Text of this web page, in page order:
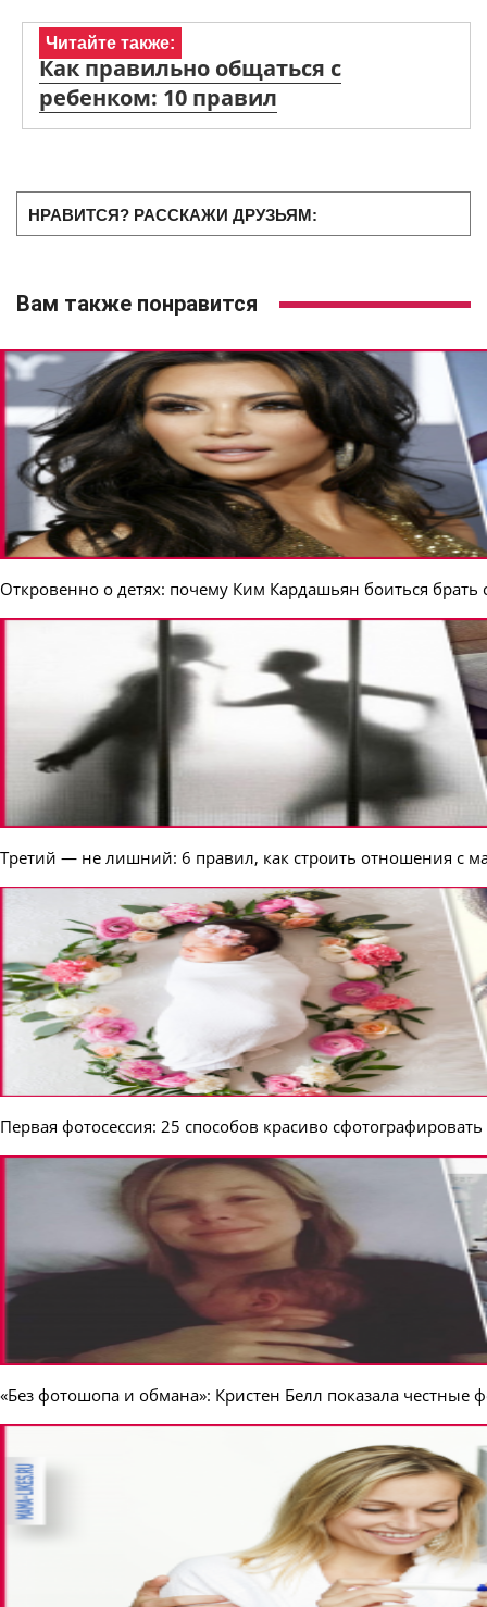
Читайте также:
Как правильно общаться с
ребенком: 10 правил
НРАВИТСЯ? РАССКАЖИ ДРУЗЬЯМ:
Вам также понравится
Откровенно о детях: почему Ким Кардашьян боиться брать
Третий — не лишний: 6 правил, как строить отношения с
Первая фотосессия: 25 способов красиво
«Без фотошопа и обмана»: Кристен Белл показала честные